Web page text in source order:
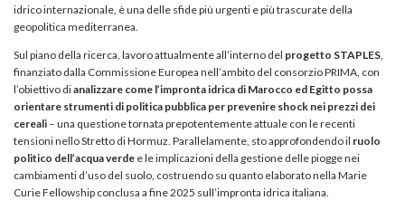
idrico internazionale, è una delle sfide più urgenti e più trascurate della
geopolitica mediterranea.
Sul piano della ricerca, lavoro attualmente all’interno del progetto STAPLES
finanziato dalla Commissione Europea nell’ambito del consorzio PRIMA, con
l’obiettivo dianalizzare come l’impronta idrica di Marocco ed Egitto possa
orientare strumenti di politica pubblica per prevenire shock nei prezzi dei
cereali – una questione tornata prepotentemente attuale con le recenti
tensioni nello Stretto di Hormuz. Parallelamente, sto approfondendo il ruolo
politico dell’acqua verde e le implicazioni della gestione delle piogge nei
cambiamenti d’uso del suolo, costruendo su quanto elaborato nella Marie
Curie Fellowship conclusa a fine 2025 sull’impronta idrica italiana.